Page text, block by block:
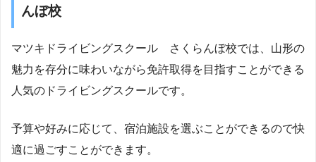
んぼ校
マツキドライビングスクール さくらんぼ校では、山形の
魅力を存分に味わいながら免許取得を目指すことができる
人気のドライビングスクールです。
予算や好みに応じて、宿泊施設を選ぶことができるので快
適に過ごすことができます。